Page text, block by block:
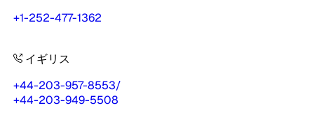
+1-252-477-1362
イギリス
+44-203-957-8553/
+44-203-949-5508